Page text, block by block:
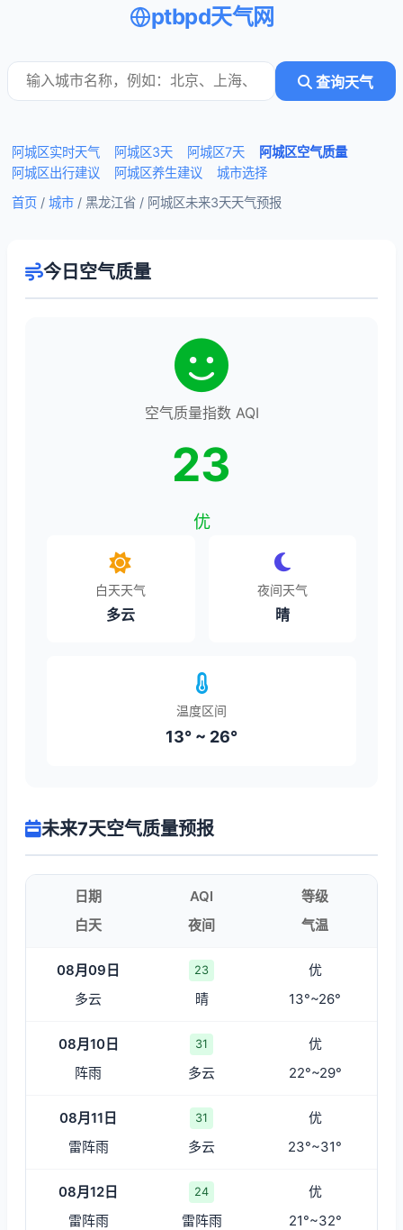
ptbpd天气网
查询天气
阿城区实时天气 阿城区3天 阿城区7天
阿城区空气质量
阿城区出行建议
阿城区养生建议
城市选择
首页 / 城市 / 黑龙江省 / 阿城区未来3天天气预报
今日空气质量
空气质量指数 AQI
23
优
白天天气
多云
夜间天气
晴
温度区间
13° ~ 26°
未来7天空气质量预报
日期 AQI
等级
白天
夜间 气温
08月09日 23
优
多云
晴 13°~26°
08月10日 31
优
阵雨
多云 22°~29°
08月11日 31
优
雷阵雨
多云 23°~31°
08月12日 24
优
雷阵雨
雷阵雨 21°~32°